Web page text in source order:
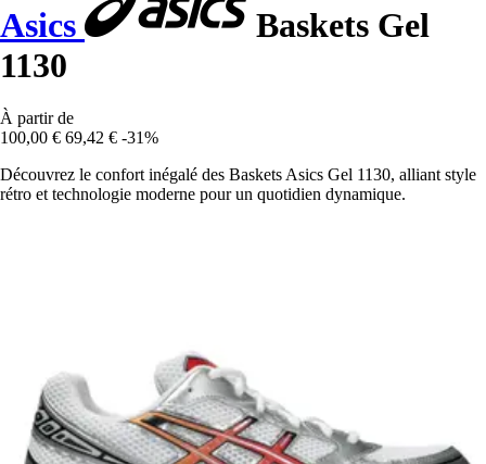
Asics
Baskets Gel
1130
À partir de
100,00 € 69,42 € -31%
Découvrez le confort inégalé des Baskets Asics Gel 1130, alliant style
rétro et technologie moderne pour un quotidien dynamique.